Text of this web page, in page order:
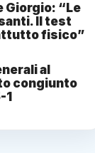
Giorgio: “Le
Il test
fisico”
al
congiunto